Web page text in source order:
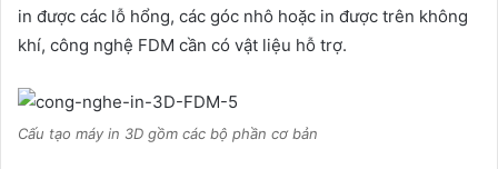
in được các lỗ hổng, các góc nhô hoặc in được trên không
khí, công nghệ FDM cần có vật liệu hỗ trợ.
Cấu tạo máy in 3D gồm các bộ phần cơ bản